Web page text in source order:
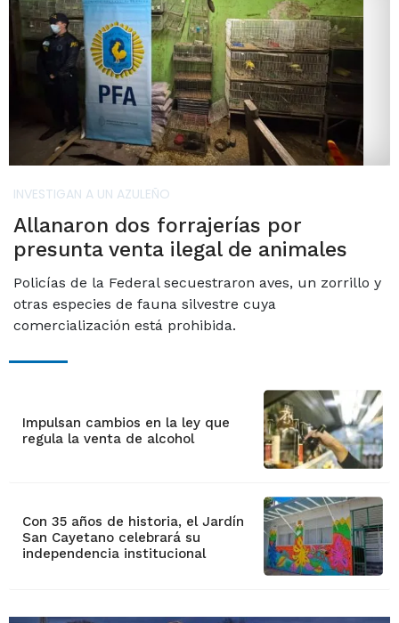
INVESTIGAN A UN AZULEÑO
Allanaron dos forrajerías por
presunta venta ilegal de animales
Policías de la Federal secuestraron aves, un zorrillo y
otras especies de fauna silvestre cuya
comercialización está prohibida.
Impulsan cambios en la ley que
regula la venta de alcohol
Con 35 años de historia, el Jardín
San Cayetano celebrará su
independencia institucional